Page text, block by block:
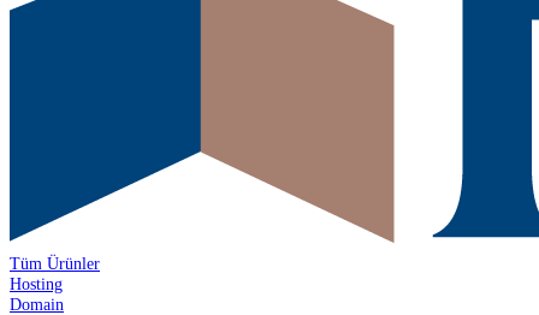
Tüm Ürünler
Hosting
Domain